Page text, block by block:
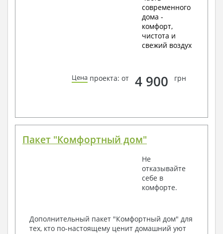
современного
дома -
комфорт,
чистота и
свежий воздух
Цена проекта: от 4 900 грн
Пакет "Комфортный дом"
Не
отказывайте
себе в
комфорте.
Дополнительный пакет "Комфортный дом" для
тех, кто по-настоящему ценит домашний уют